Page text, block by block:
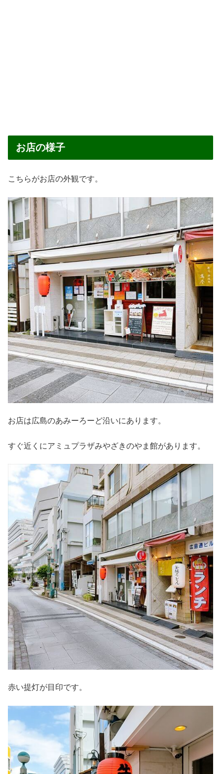
お店の様子
こちらがお店の外観です。
お店は広島のあみーろーど沿いにあります。
すぐ近くにアミュプラザみやざきのやま館があります。
赤い提灯が目印です。